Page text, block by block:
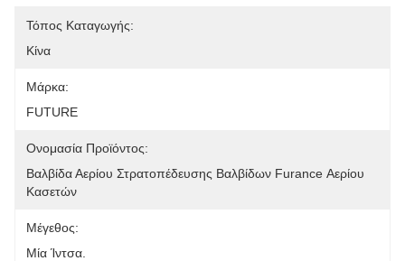
Τόπος Καταγωγής:
Κίνα
Μάρκα:
FUTURE
Ονομασία Προϊόντος:
Βαλβίδα Αερίου Στρατοπέδευσης Βαλβίδων Furance Αερίου
Κασετών
Μέγεθος:
Μία Ίντσα.